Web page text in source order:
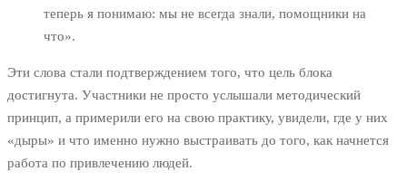
теперь я понимаю: мы не всегда знали, помощники на
что».
Эти слова стали подтверждением того, что цель блока
достигнута. Участники не просто услышали методический
принцип, а примерили его на свою практику, увидели, где у них
«дыры» и что именно нужно выстраивать до того, как начнется
работа по привлечению людей.